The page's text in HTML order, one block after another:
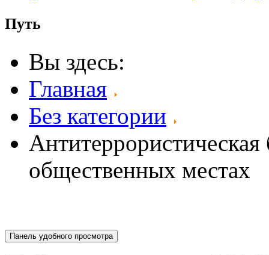
Путь
Вы здесь:
Главная
Без категории
Антитеррористическая
общественных местах
Панель удобного просмотра